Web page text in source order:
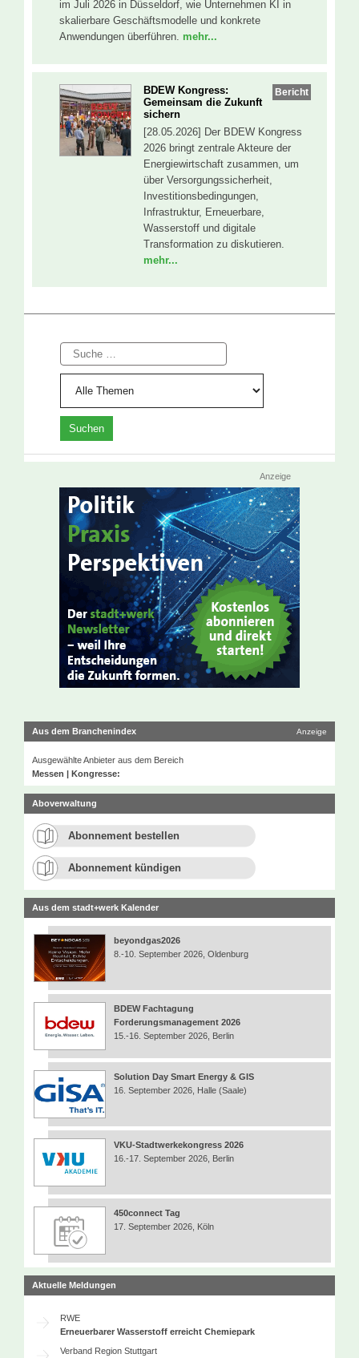
im Juli 2026 in Düsseldorf, wie Unternehmen KI in
skalierbare Geschäftsmodelle und konkrete
Anwendungen überführen. mehr...
Bericht
BDEW Kongress:
Gemeinsam die Zukunft
sichern
[28.05.2026] Der BDEW Kongress
2026 bringt zentrale Akteure der
Energiewirtschaft zusammen, um
über Versorgungssicherheit,
Investitionsbedingungen,
Infrastruktur, Erneuerbare,
Wasserstoff und digitale
Transformation zu diskutieren.
mehr...
Suche
Anzeige
Aus dem Branchenindex Anzeige
Ausgewählte Anbieter aus dem Bereich
Messen | Kongresse:
Aboverwaltung
Abonnement bestellen
Abonnement kündigen
Aus dem stadt+werk Kalender
beyondgas2026
8.-10. September 2026, Oldenburg
BDEW Fachtagung
Forderungsmanagement 2026
15.-16. September 2026, Berlin
Solution Day Smart Energy & GIS
16. September 2026, Halle (Saale)
VKU-Stadtwerkekongress 2026
16.-17. September 2026, Berlin
450connect Tag
17. September 2026, Köln
Aktuelle Meldungen
RWE
Erneuerbarer Wasserstoff erreicht Chemiepark
Verband Region Stuttgart